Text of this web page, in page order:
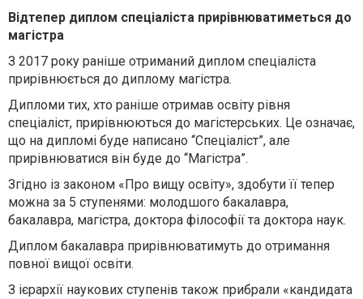
Відтепер диплом спеціаліста прирівнюватиметься до
магістра
З 2017 року раніше отриманий диплом спеціаліста
прирівнюється до диплому магістра.
Дипломи тих, хто раніше отримав освіту рівня
спеціаліст, прирівнюються до магістерських. Це означає,
що на дипломі буде написано “Спеціаліст”, але
прирівнюватися він буде до “Магістра”.
Згідно із законом «Про вищу освіту», здобути її тепер
можна за 5 ступенями: молодшого бакалавра,
бакалавра, магістра, доктора філософії та доктора наук.
Диплом бакалавра прирівнюватимуть до отримання
повної вищої освіти.
З ієрархії наукових ступенів також прибрали «кандидата